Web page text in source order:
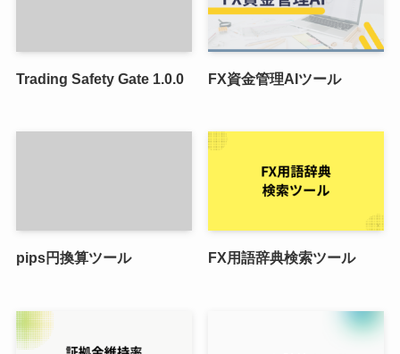
Trading Safety Gate 1.0.0 FX資金管理AIツール
pips円換算ツール FX用語辞典検索ツール